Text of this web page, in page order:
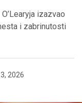
izazvao
i zabrinutosti
2026